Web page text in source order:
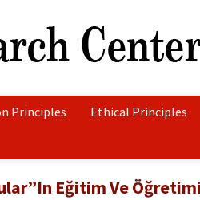
Principles Ethical Principles
Eğitim Ve